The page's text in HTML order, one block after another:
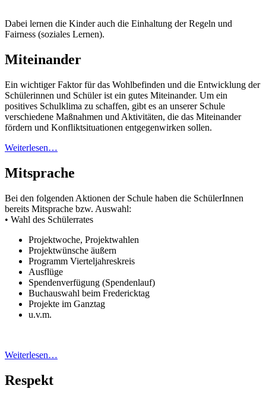
Dabei lernen die Kinder auch die Einhaltung der Regeln und
Fairness (soziales Lernen).
Miteinander
Ein wichtiger Faktor für das Wohlbefinden und die Entwicklung der
Schülerinnen und Schüler ist ein gutes Miteinander. Um ein
positives Schulklima zu schaffen, gibt es an unserer Schule
verschiedene Maßnahmen und Aktivitäten, die das Miteinander
fördern und Konfliktsituationen entgegenwirken sollen.
Weiterlesen…
Mitsprache
Bei den folgenden Aktionen der Schule haben die SchülerInnen
bereits Mitsprache bzw. Auswahl:
• Wahl des Schülerrates
Projektwoche, Projektwahlen
Projektwünsche äußern
Programm Vierteljahreskreis
Ausflüge
Spendenverfügung (Spendenlauf)
Buchauswahl beim Fredericktag
Projekte im Ganztag
u.v.m.
Weiterlesen…
Respekt